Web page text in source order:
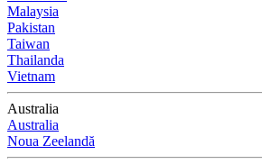
Malaysia
Pakistan
Taiwan
Thailanda
Vietnam
Australia
Australia
Noua Zeelandă